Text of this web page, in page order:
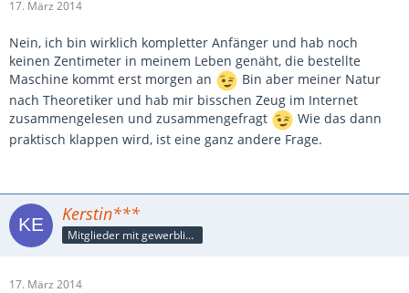
17. März 2014
Nein, ich bin wirklich kompletter Anfänger und hab noch
keinen Zentimeter in meinem Leben genäht, die bestellte
Maschine kommt erst morgen an
Bin aber meiner Natur
nach Theoretiker und hab mir bisschen Zeug im Internet
zusammengelesen und zusammengefragt
Wie das dann
praktisch klappen wird, ist eine ganz andere Frage.
Kerstin***
Mitglieder mit gewerblicher Verbindung, auch als Mitarbeiter/in
17. März 2014